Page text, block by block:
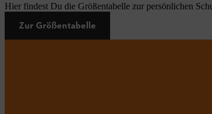
Hier findest Du die Größentabelle zur persönlichen
Zur Größentabelle